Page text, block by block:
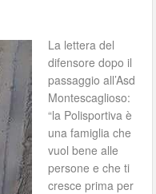
La lettera del
difensore dopo il
passaggio all’Asd
Montescaglioso:
“la Polisportiva è
una famiglia che
vuol bene alle
persone e che ti
cresce prima per